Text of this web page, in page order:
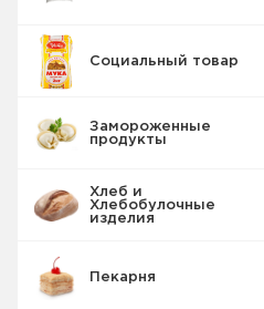
Социальный товар
Замороженные
продукты
Хлеб и
Хлебобулочные
изделия
Пекарня